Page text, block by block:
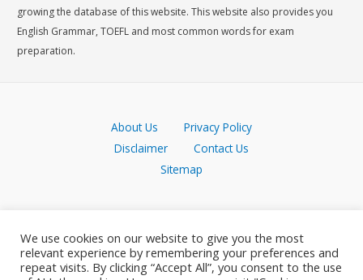
growing the database of this website. This website also provides you
English Grammar, TOEFL and most common words for exam
preparation.
About Us Privacy Policy
Disclaimer
Contact Us
Sitemap
We use cookies on our website to give you the most
relevant experience by remembering your preferences and
repeat visits. By clicking “Accept All”, you consent to the use